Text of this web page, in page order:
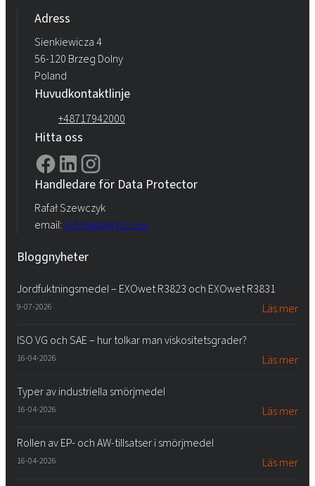
Adress
Sienkiewicza 4
56-120 Brzeg Dolny
Poland
Huvudkontaktlinje
+48717942000
Hitta oss
Handledare för Data Protector
Rafał Szewczyk
email: iod.rokita@pcc.eu
Bloggnyheter
Jordfuktningsmedel – EXOwet R3823 och EXOwet R3831
9-07-2026 Läs mer
ISO VG och SAE – hur tolkar man viskositetsgrader?
16-04-2026 Läs mer
Typer av industriella smörjmedel
16-04-2026 Läs mer
Rollen av EP- och AW-tillsatser i smörjmedel
16-04-2026 Läs mer